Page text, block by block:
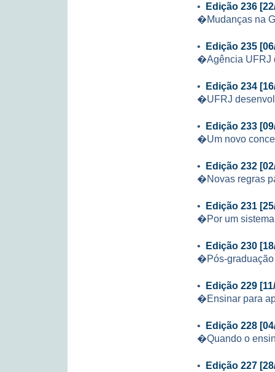
• Edição 236
�Mudanças na
• Edição 235
�Agência UFRJ
• Edição 234
�UFRJ
• Edição 233
�Um novo
• Edição 232
�Novas regras
• Edição 231
�Por um
• Edição 230
�Pós-
• Edição 229
�Ensinar para
• Edição 228
�Quando o
• Edição 227